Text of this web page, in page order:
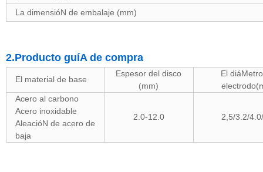
La dimensióN de embalaje (mm)
2.Producto guíA de compra
El material de base
Espesor del disco
(mm)
El
Acero al carbono
Acero inoxidable
AleacióN de acero de
baja
2.0-12.0 2,5/3.2/